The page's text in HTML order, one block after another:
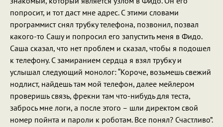
попросит, и тот даст мне адрес. С этими словами
программист снял трубку телефона, позвонил, позвал
какого-то Сашу и попросил его запустить меня в Фидо.
Саша сказал, что нет проблем и сказал, чтобы я подошел
к телефону. С замиранием сердца я взял трубку и
услышал следующий монолог: “Короче, возьмешь свежий
нодлист, найдешь там мой телефон, далее мейлером
проверишь связь, фрекни там что-нибудь для теста,
забрось мне логи, а после этого – шли директом свой
номер пойнта и пароли к роботам. Все понял? Счастливо”.